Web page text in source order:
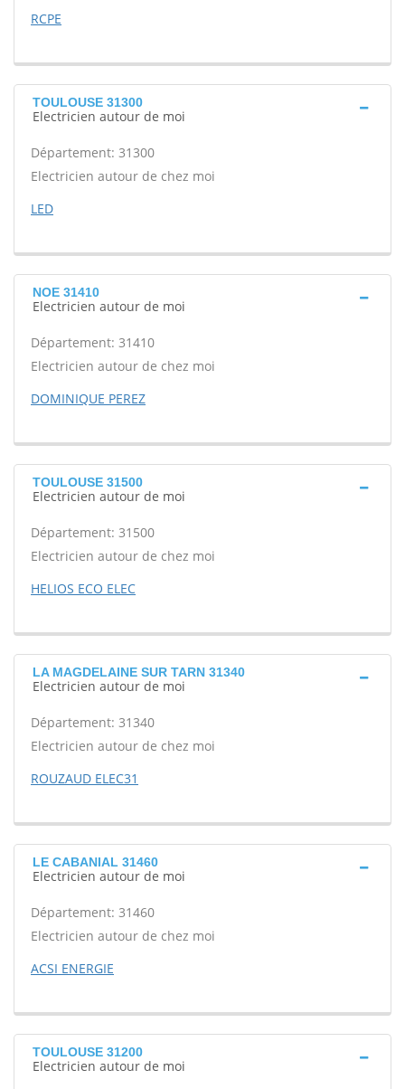
RCPE
TOULOUSE 31300
Electricien autour de moi
Département: 31300
Electricien autour de chez moi
LED
NOE 31410
Electricien autour de moi
Département: 31410
Electricien autour de chez moi
DOMINIQUE PEREZ
TOULOUSE 31500
Electricien autour de moi
Département: 31500
Electricien autour de chez moi
HELIOS ECO ELEC
LA MAGDELAINE SUR TARN 31340
Electricien autour de moi
Département: 31340
Electricien autour de chez moi
ROUZAUD ELEC31
LE CABANIAL 31460
Electricien autour de moi
Département: 31460
Electricien autour de chez moi
ACSI ENERGIE
TOULOUSE 31200
Electricien autour de moi